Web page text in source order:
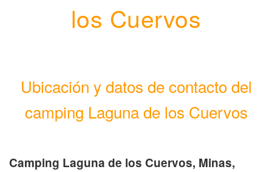
los Cuervos
Ubicación y datos de contacto del
camping Laguna de los Cuervos
Camping Laguna de los Cuervos, Minas,